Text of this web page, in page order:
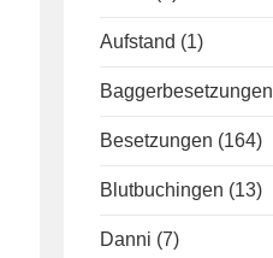
Aufstand (1)
Baggerbesetzungen
Besetzungen (164)
Blutbuchingen (13)
Danni (7)